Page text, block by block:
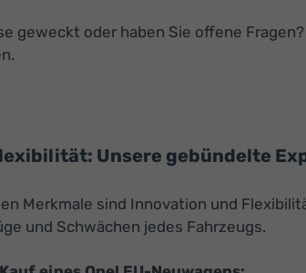
geweckt oder haben Sie offene
Unsere gebündelte
Merkmale sind Innovation und
und Schwächen jedes Fahrzeugs.